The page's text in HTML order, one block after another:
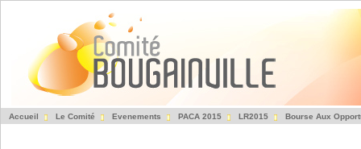
Accueil Le Comité Evenements PACA 2015 LR2015 Bourse Aux